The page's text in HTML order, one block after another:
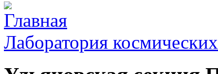
Лаборатория